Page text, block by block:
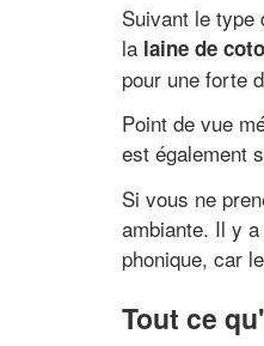
Suivant le type
la laine de
pour une forte
Point de vue
est également
Si vous ne
ambiante. Il y
phonique, car
Tout ce